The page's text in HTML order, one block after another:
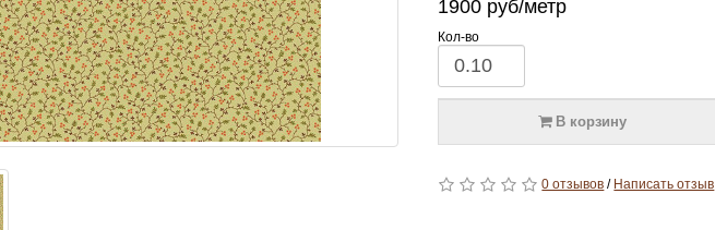
1900 руб/метр
Кол-во
В корзину
0 отзывов / Написать отзыв